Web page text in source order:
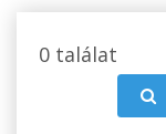
0 találat